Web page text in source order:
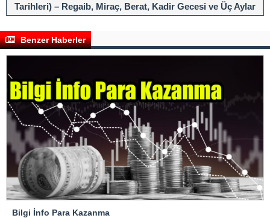
Tarihleri) – Regaib, Miraç, Berat, Kadir Gecesi ve Üç Aylar
Benzer Haberler
Bilgi İnfo Para Kazanma